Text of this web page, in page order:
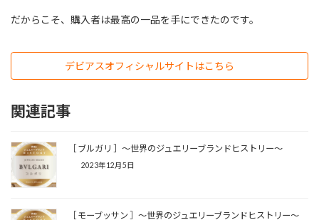
だからこそ、購入者は最高の一品を手にできたのです。
デビアスオフィシャルサイトはこちら
関連記事
［ ブルガリ ］〜世界のジュエリーブランドヒストリー〜
2023年12月5日
［ モーブッサン ］〜世界のジュエリーブランドヒストリー〜